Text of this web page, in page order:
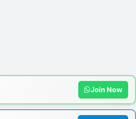
Join Now